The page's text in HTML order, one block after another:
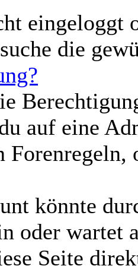
eingeloggt
die
auf eine
Forenregeln,
könnte
oder wartet
Seite